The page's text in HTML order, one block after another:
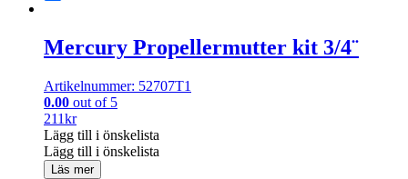
Mercury Propellermutter kit 3/4¨
Artikelnummer: 52707T1
0.00 out of 5
211kr
Lägg till i önskelista
Lägg till i önskelista
Läs mer